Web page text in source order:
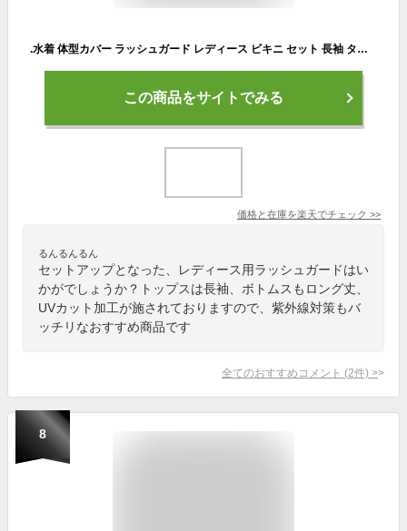
.水着 体型カバー ラッシュガード レディース ビキニ セット 長袖 タンキニ 体型カバー水着 30代 40代 50代 カップ付き 3点セット セパレート レギンス フィットネス 水着 ビキニ 上下セット ママ水着 日焼け防止 uvカット おしゃれ カップ付き ロング サーフィン
この商品をサイトでみる
価格と在庫を楽天でチェック >>
るんるんるん
セットアップとなった、レディース用ラッシュガードはい
かがでしょうか？トップスは長袖、ボトムスもロング丈、
UVカット加工が施されておりますので、紫外線対策もバ
ッチリなおすすめ商品です
全てのおすすめコメント (2件) >
8